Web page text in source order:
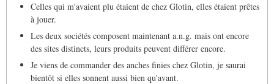
Celles qui m'avaient plu étaient de chez Glotin, elles étaient prêtes
à jouer.
Les deux sociétés composent maintenant a.n.g. mais ont encore
des sites distincts, leurs produits peuvent différer encore.
Je viens de commander des anches finies chez Glotin, je saurai
bientôt si elles sonnent aussi bien qu'avant.